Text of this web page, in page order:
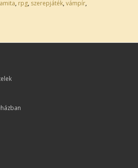
, rpg, szerepjáték,vámpír,